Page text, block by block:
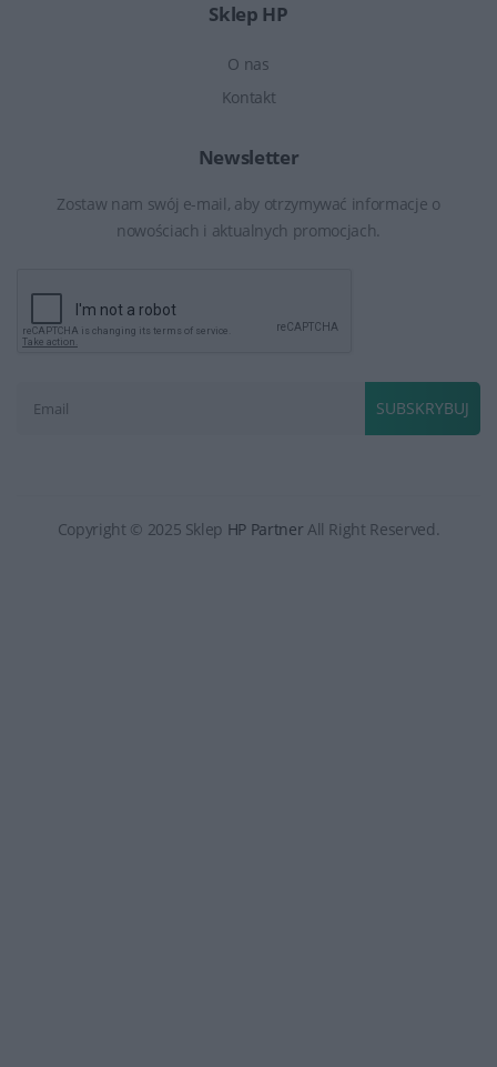
Sklep HP
O nas
Kontakt
Newsletter
Zostaw nam swój e-mail, aby otrzymywać informacje o
nowościach i aktualnych promocjach.
SUBSKRYBUJ
Copyright © 2025 Sklep HP Partner All Right Reserved.